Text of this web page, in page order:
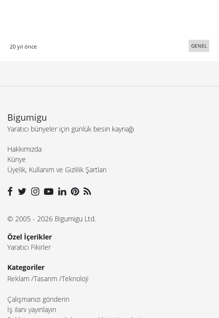
20 yıl önce GENEL
Bigumigu
Yaratıcı bünyeler için günlük besin kaynağı
Hakkımızda
Künye
Üyelik, Kullanım ve Gizlilik Şartları
© 2005 - 2026 Bigumigu Ltd.
Özel İçerikler
Yaratıcı Fikirler
Kategoriler
Reklam Tasarım Teknoloji
Çalışmanızı gönderin
İş ilanı yayınlayın